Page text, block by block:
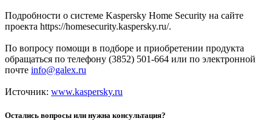
Подробности о системе Kaspersky Home Security на сайте
проекта https://homesecurity.kaspersky.ru/.
По вопросу помощи в подборе и приобретении продукта
обращаться по телефону (3852) 501-664 или по электронной
почте info@galex.ru
Источник: www.kaspersky.ru
Остались вопросы или нужна консультация?